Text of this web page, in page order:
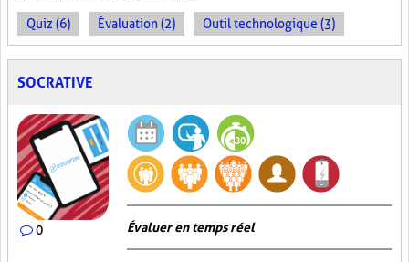
Quiz (6) Évaluation (2) Outil technologique (3)
SOCRATIVE
0 Évaluer en temps réel